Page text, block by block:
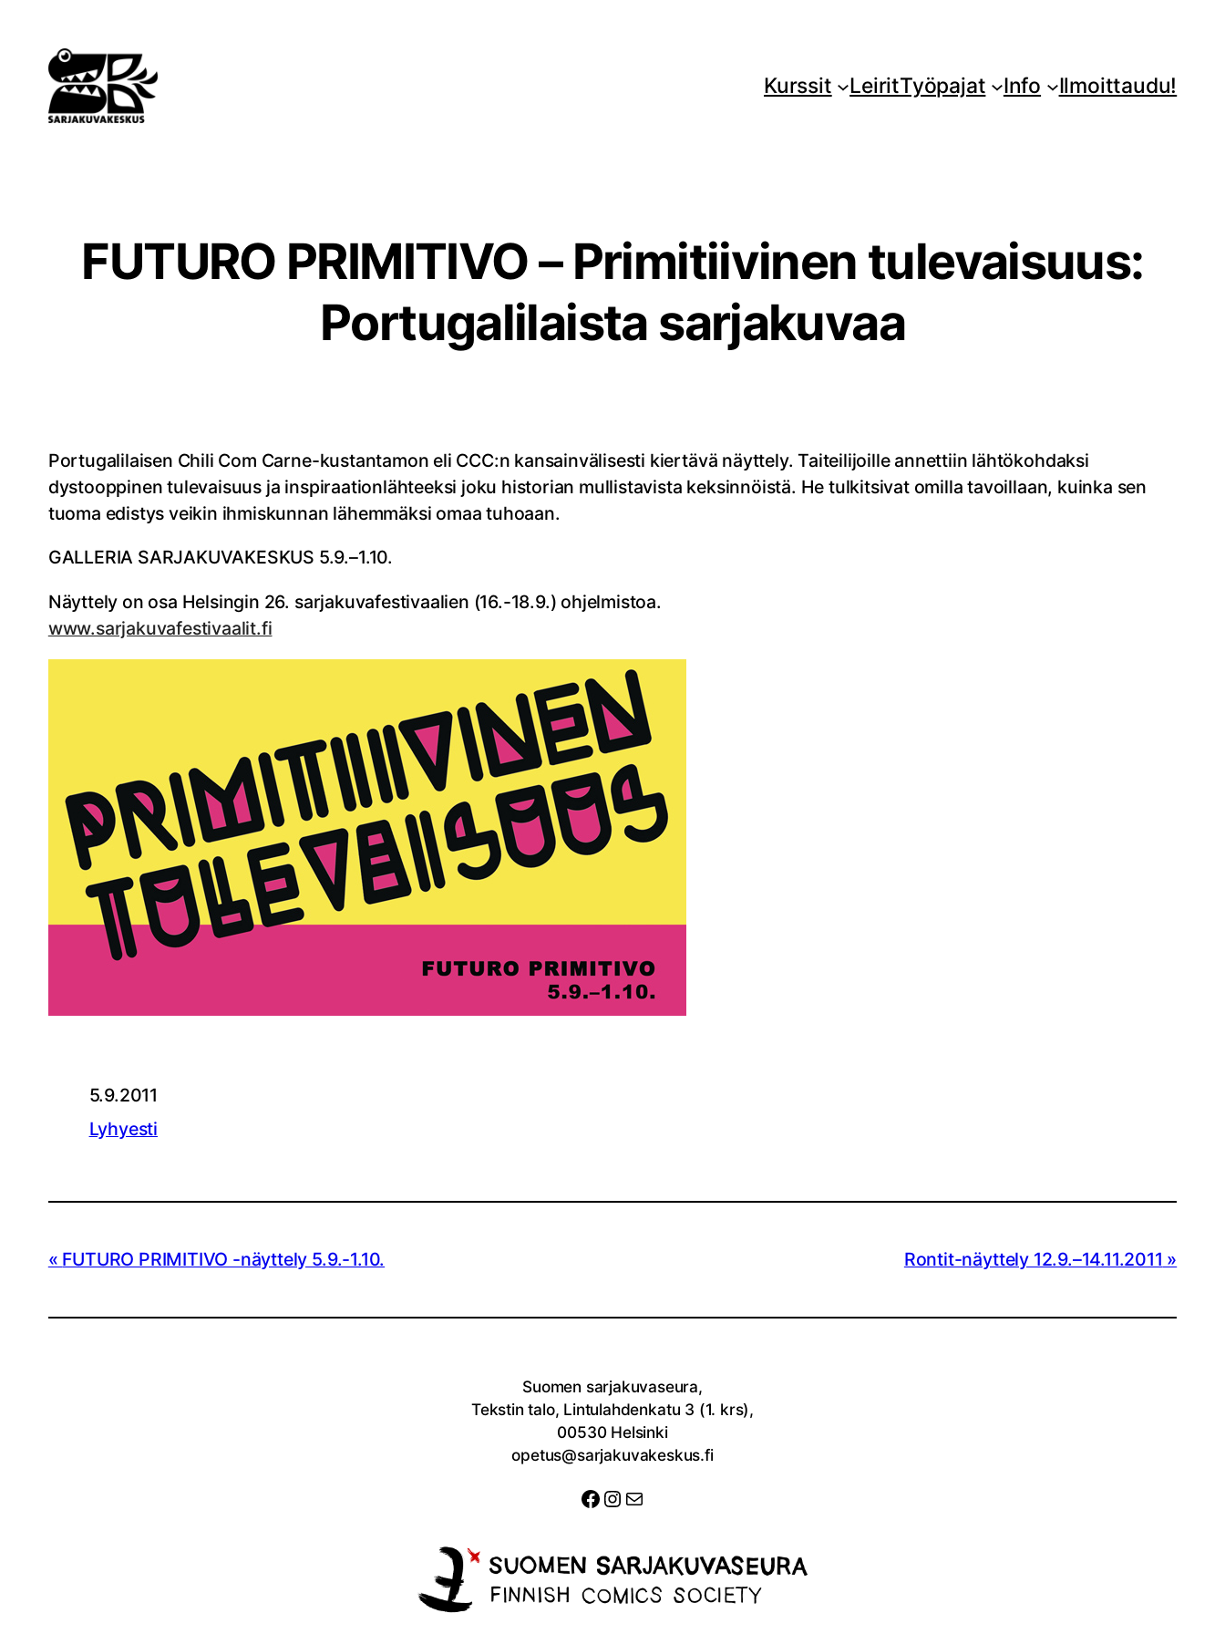
sisältöön
Kurssit LeiritTyöpajat Info Ilmoittaudu!
FUTURO PRIMITIVO – Primitiivinen tulevaisuus:
Portugalilaista sarjakuvaa
Portugalilaisen Chili Com Carne-kustantamon eli CCC:n kansainvälisesti kiertävä näyttely. Taiteilijoille annettiin lähtökohdaksi
dystooppinen tulevaisuus ja inspiraationlähteeksi joku historian mullistavista keksinnöistä. He tulkitsivat omilla tavoillaan, kuinka sen
tuoma edistys veikin ihmiskunnan lähemmäksi omaa tuhoaan.
GALLERIA SARJAKUVAKESKUS 5.9.–1.10.
Näyttely on osa Helsingin 26. sarjakuvafestivaalien (16.-18.9.) ohjelmistoa.
www.sarjakuvafestivaalit.fi
5.9.2011
Lyhyesti
FUTURO PRIMITIVO -näyttely 5.9.-1.10. Rontit-näyttely 12.9.–14.11.2011
Suomen sarjakuvaseura,
Tekstin talo, Lintulahdenkatu 3 (1. krs),
00530 Helsinki
opetus@sarjakuvakeskus.fi
Facebook
Instagram
Sähköposti